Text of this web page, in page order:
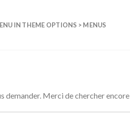
IN THEME OPTIONS > MENUS
demander. Merci de chercher encore